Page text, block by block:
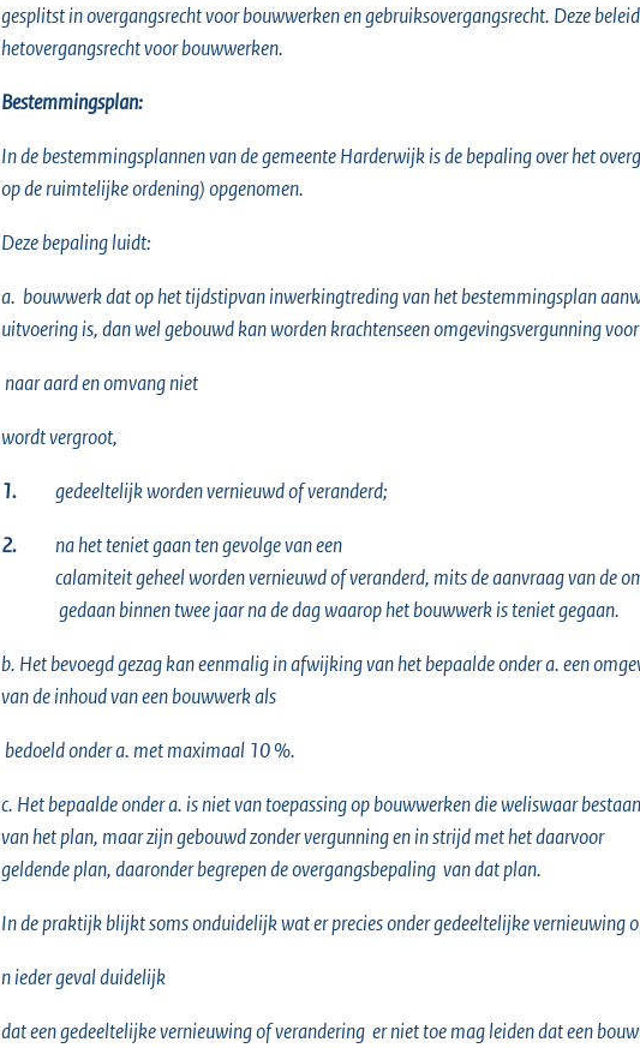
gesplitst in overgangsrecht voor bouwwerken en gebruiksovergangsrecht. Deze
hetovergangsrecht voor bouwwerken.
Bestemmingsplan:
In de bestemmingsplannen van de gemeente Harderwijk is de bepaling over het
op de ruimtelijke ordening) opgenomen.
Deze bepaling luidt:
a. bouwwerk dat op het tijdstipvan inwerkingtreding van het bestemmingsplan
uitvoering is, dan wel gebouwd kan worden krachtenseen omgevingsvergunning
naar aard en omvang niet
wordt vergroot,
1. gedeeltelijk worden vernieuwd of veranderd;
2.
na het teniet gaan ten gevolge van een
calamiteit geheel worden vernieuwd of veranderd, mits de aanvraag van de
gedaan binnen twee jaar na de dag waarop het bouwwerk is teniet gegaan.
b. Het bevoegd gezag kan eenmalig in afwijking van het bepaalde onder a. een
van de inhoud van een bouwwerk als
bedoeld onder a. met maximaal 10 %.
c. Het bepaalde onder a. is niet van toepassing op bouwwerken die weliswaar
van het plan, maar zijn gebouwd zonder vergunning en in strijd met het daarvoor
geldende plan, daaronder begrepen de overgangsbepaling van dat plan.
In de praktijk blijkt soms onduidelijk wat er precies onder gedeeltelijke vernieuwing
n ieder geval duidelijk
dat een gedeeltelijke vernieuwing of verandering er niet toe mag leiden dat een